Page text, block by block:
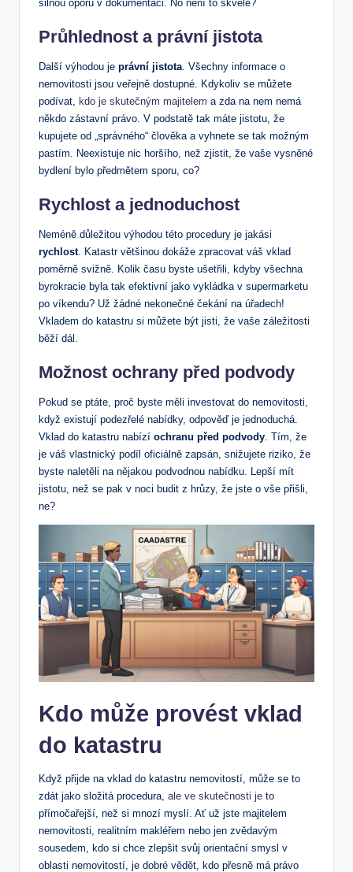
silnou oporu v dokumentaci. No není to skvělé?
Průhlednost a právní jistota
Další ⁤výhodou je právní‍ jistota .‌ Všechny informace ⁤o
nemovitosti jsou veřejně dostupné. ⁣Kdykoliv se můžete
podívat, kdo je skutečným majitelem a zda na nem ‌nemá
někdo zástavní⁢ právo. V podstatě tak máte jistotu, že
kupujete‍ od „správného“ člověka a vyhnete se‌ tak možným
pastím. Neexistuje nic horšího, než zjistit, že ⁣vaše ‍vysněné
bydlení bylo předmětem sporu, co?
Rychlost a‍ jednoduchost
Neméně ‍důležitou ‍výhodou této procedury je jakási
rychlost. Katastr většinou dokáže zpracovat váš vklad
poměrně svižně. Kolik času byste ⁢ušetřili, ⁤kdyby všechna
‍byrokracie byla ‌tak efektivní⁤ jako vykládka v ​supermarketu
po víkendu? Už žádné ​nekonečné čekání na ⁤úřadech!
Vkladem do katastru si⁣ můžete být jisti,⁢ že vaše záležitosti
běží dál.
Možnost ⁤ochrany před podvody
Pokud se ptáte,‍ proč byste měli investovat do nemovitosti,
⁤když existují podezřelé ⁣nabídky, odpověď je jednoduchá.
Vklad ​do katastru nabízí ochranu před podvody . Tím, ⁣že
je váš vlastnický podíl‍ oficiálně zapsán, snižujete riziko, že
byste naletěli na‌ nějakou podvodnou nabídku. Lepší​ mít
jistotu, než⁤ se pak v noci budit z hrůzy, že jste⁣ o vše přišli,
‌ne?
Kdo⁢ může provést vklad
do katastru
Když přijde na ⁢vklad do katastru​ nemovitostí, může​ se​ to
zdát jako složitá procedura, ale ve skutečnosti je to
přímočařejší, než ⁤si mnozí myslí.⁢ Ať už jste‌ majitelem
nemovitosti, realitním makléřem nebo jen⁢ zvědavým
sousedem, kdo si chce zlepšit svůj orientační smysl v
oblasti nemovitostí, je dobré vědět, kdo přesně má⁢ právo